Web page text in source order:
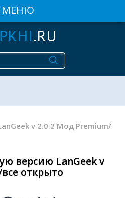
v 2.0.2 Мод Premium/
версию LanGeek v
открыто